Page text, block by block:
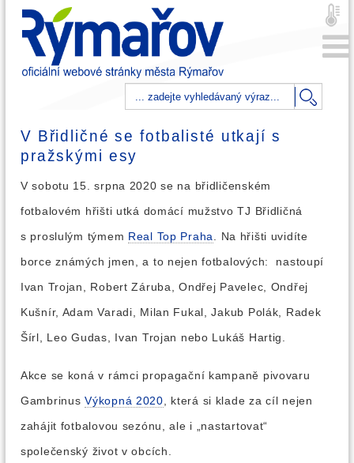
V Břidličné se fotbalisté utkají s
pražskými esy
V sobotu 15. srpna 2020 se na břidličenském
fotbalovém hřišti utká domácí mužstvo TJ Břidličná
s proslulým týmem Real Top Praha
. Na hřišti uvidíte
borce známých jmen, a to nejen fotbalových: nastoupí
Ivan Trojan, Robert Záruba, Ondřej Pavelec, Ondřej
Kušnír, Adam Varadi, Milan Fukal, Jakub Polák, Radek
Šírl, Leo Gudas, Ivan Trojan nebo Lukáš Hartig.
Akce se koná v rámci propagační kampaně pivovaru
GambrinusVýkopná 2020 , která si klade za cíl nejen
zahájit fotbalovou sezónu, ale i „nastartovat“
společenský život v obcích.